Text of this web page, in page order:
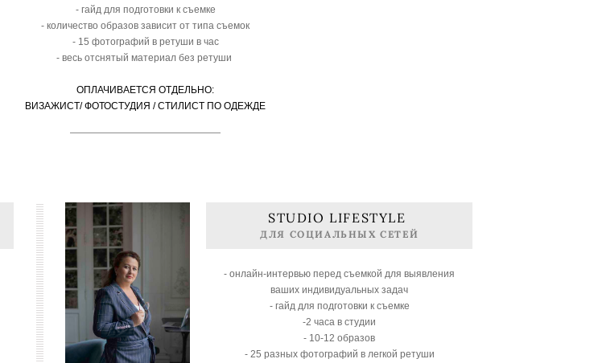
- гайд для подготовки к съемке
- количество образов зависит от типа съемок
- 15 фотографий в ретуши в час
- весь отснятый материал без ретуши
ОПЛАЧИВАЕТСЯ ОТДЕЛЬНО:
ВИЗАЖИСТ/ ФОТОСТУДИЯ / СТИЛИСТ ПО ОДЕЖДЕ
STUDIO LIFESTYLE
ДЛЯ СОЦИАЛЬНЫХ СЕТЕЙ
- онлайн-интервью перед съемкой для выявления
ваших индивидуальных задач
- гайд для подготовки к съемке
-2 часа в студии
- 10-12 образов
- 25 разных фотографий в легкой ретуши